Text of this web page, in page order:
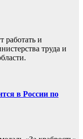
работать и
труда и
в России по